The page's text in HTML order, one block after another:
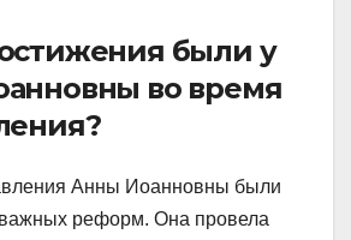
были у
во время
Анны Иоанновны были
реформ. Она провела